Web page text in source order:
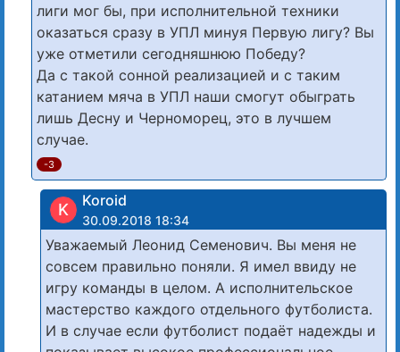
лиги мог бы, при исполнительной техники
оказаться сразу в УПЛ минуя Первую лигу? Вы
уже отметили сегодняшнюю Победу?
Да с такой сонной реализацией и с таким
катанием мяча в УПЛ наши смогут обыграть
лишь Десну и Черноморец, это в лучшем
случае.
-3
K Koroid
30.09.2018 18:34
Уважаемый Леонид Семенович. Вы меня не
совсем правильно поняли. Я имел ввиду не
игру команды в целом. А исполнительское
мастерство каждого отдельного футболиста.
И в случае если футболист подаёт надежды и